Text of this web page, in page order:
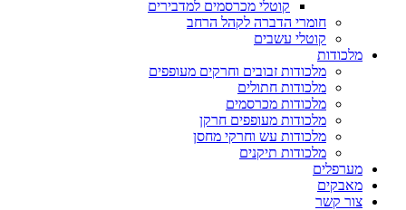
קוטלי מכרסמים למדבירים
חומרי הדברה לקהל הרחב
קוטלי עשבים
מלכודות
מלכודות זבובים וחרקים מעופפים
מלכודות חתולים
מלכודות מכרסמים
מלכודות מעופפים חרקן
מלכודות עש וחרקי מחסן
מלכודות תיקנים
מערפלים
מאבקים
צור קשר